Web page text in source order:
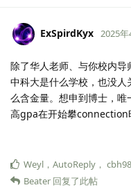
ExSpirdKyx 2025年
除了华人老师、与你校内
中科大是什么学校，也没人
么含金量。想申到博士，
高gpa在开始攀connection
Weyl ， AutoReply ， cbh98
Beater 回复了此帖